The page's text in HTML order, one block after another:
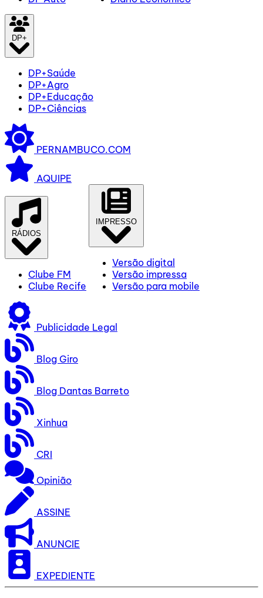
DP+
DP+Saúde
DP+Agro
DP+Educação
DP+Ciências
PERNAMBUCO.COM
AQUIPE
RÁDIOS
Clube FM
Clube Recife
IMPRESSO
Versão digital
Versão impressa
Versão para mobile
Publicidade Legal
Blog Giro
Blog Dantas Barreto
Xinhua
CRI
Opinião
ASSINE
ANUNCIE
EXPEDIENTE